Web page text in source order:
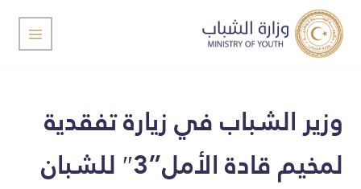
وزير الشباب في زيارة تفقدية
لمخيم قادة الأمل”3″ للشبان